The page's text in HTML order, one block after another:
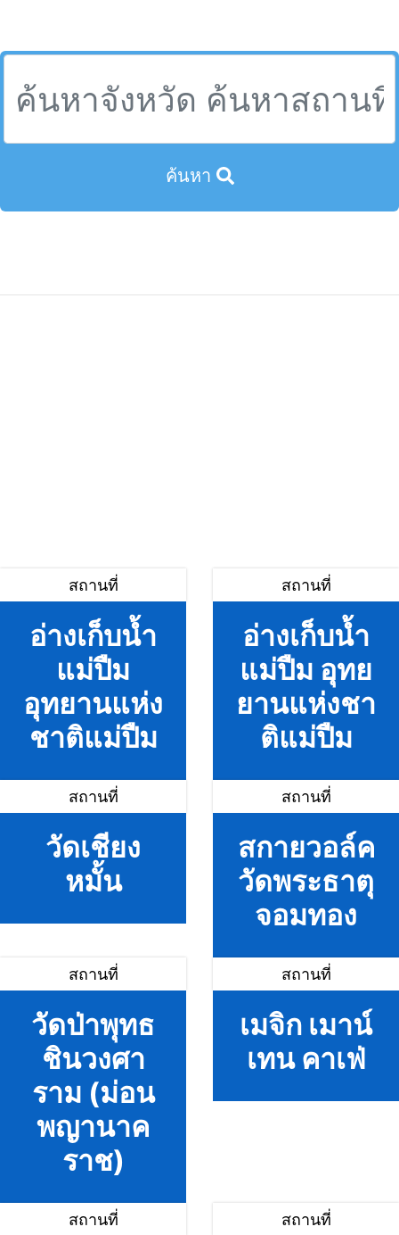
ค้นหา
สถานที่
อ่างเก็บน้ำ
แม่ปืม
อุทยานแห่ง
ชาติแม่ปืม
สถานที่
อ่างเก็บน้ำ
แม่ปืม อุทย
ยานแห่งชา
ติแม่ปืม
สถานที่
วัดเชียง
หมั้น
สถานที่
สกายวอล์ค
วัดพระธาตุ
จอมทอง
สถานที่
วัดป่าพุทธ
ชินวงศา
ราม (ม่อน
พญานาค
ราช)
สถานที่
เมจิก เมาน์
เทน คาเฟ่
สถานที่ สถานที่